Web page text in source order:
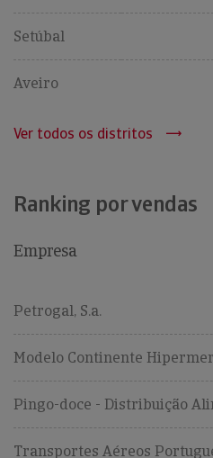
Setúbal
Aveiro
Ver todos os distritos
Ranking por vendas
Empresa
Petrogal, S.a.
Modelo Continente
Pingo-doce - Distribuição
Transportes Aéreos